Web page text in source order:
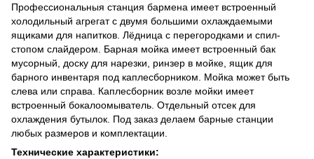
Профессиональныя станция бармена имеет встроенный
холодильный агрегат с двумя большими охлаждаемыми
ящиками для напитков. Лёдница с перегородками и спил-
стопом слайдером. Барная мойка имеет встроенный бак
мусорный, доску для нарезки, ринзер в мойке, ящик для
барного инвентаря под каплесборником. Мойка может быть
слева или справа. Каплесборник возле мойки имеет
встроенный бокалоомыватель. Отдельный отсек для
охлаждения бутылок. Под заказ делаем барные станции
любых размеров и комплектации.
Технические характеристики: